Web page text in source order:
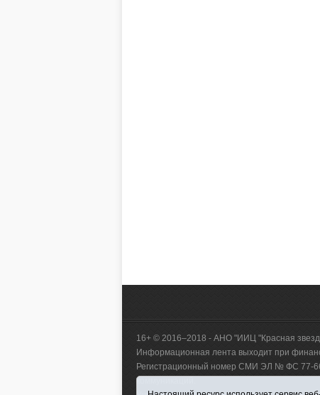
16+ © 2016–2018 - АНО "ИИЦ "Красная
Информационная лента выходит при
Регистрационный номер СМИ ЭЛ № ФС 77-
коммуникаций.